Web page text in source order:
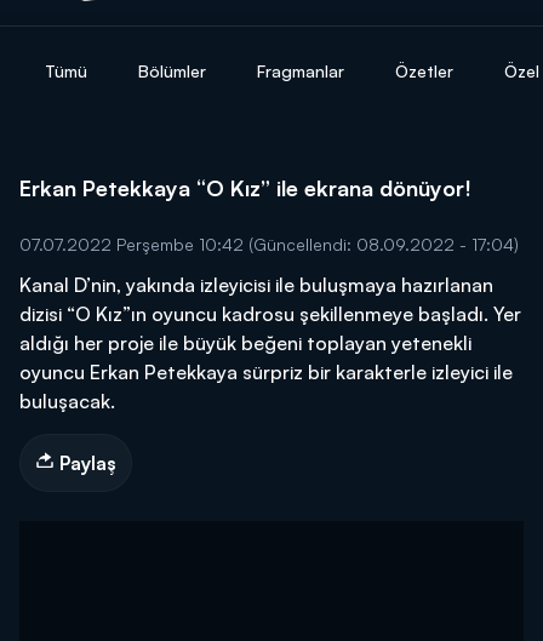
Tümü Bölümler Fragmanlar Özetler
Erkan Petekkaya “O Kız” ile ekrana dönüyor!
07.07.2022 Perşembe 10:42 (Güncellendi: 08.09.2022 - 17:04)
Kanal D’nin, yakında izleyicisi ile buluşmaya hazırlanan
dizisi “O Kız”ın oyuncu kadrosu şekillenmeye başladı. Yer
aldığı her proje ile büyük beğeni toplayan yetenekli
oyuncu Erkan Petekkaya sürpriz bir karakterle izleyici ile
buluşacak.
Paylaş